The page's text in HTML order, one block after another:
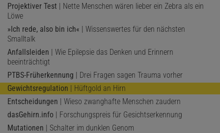
Projektiver Test | Nette Menschen wären lieber ein Zebra als ein
Löwe
»Ich rede, also bin ich« | Wissenswertes für den nächsten
Smalltalk
Anfallsleiden | Wie Epilepsie das Denken und Erinnern
beeinträchtigt
PTBS-Früherkennung | Drei Fragen sagen Trauma vorher
Gewichtsregulation | Hüftgold an Hirn
Entscheidungen | Wieso zwanghafte Menschen zaudern
dasGehirn.info | Forschungspreis für Gesichtserkennung
Mutationen | Schalter im dunklen Genom